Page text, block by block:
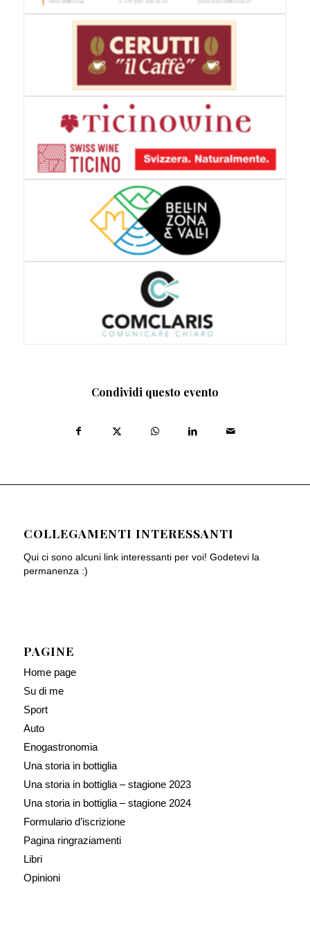
Condividi questo evento
COLLEGAMENTI INTERESSANTI
Qui ci sono alcuni link interessanti per voi! Godetevi la
permanenza :)
PAGINE
Home page
Su di me
Sport
Auto
Enogastronomia
Una storia in bottiglia
Una storia in bottiglia – stagione 2023
Una storia in bottiglia – stagione 2024
Formulario d’iscrizione
Pagina ringraziamenti
Libri
Opinioni